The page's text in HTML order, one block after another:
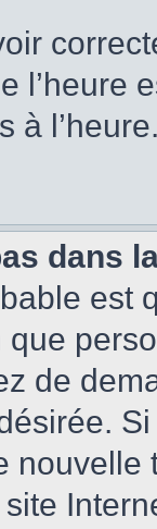
à
dans
est
de
site